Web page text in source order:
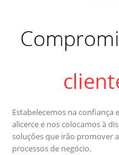
Estabelecemos na confiança
alicerce e nos colocamos à
soluções que irão promover
processos de negócio.